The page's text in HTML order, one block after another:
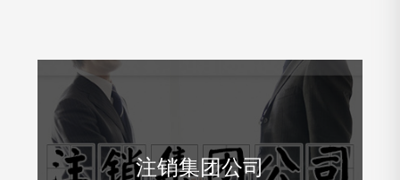
注销集团公司